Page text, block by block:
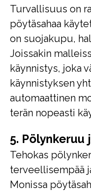
Turvallisuus on
pöytäsahaa
on suojakupu,
Joissakin
käynnistys, joka
käynnistyksen
automaattinen
terän nopeasti
5. Pölynkeruu
Tehokas
terveellisempää
Monissa